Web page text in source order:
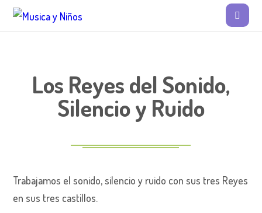
Los Reyes del Sonido,
Silencio y Ruido
Trabajamos el sonido, silencio y ruido con sus tres Reyes
en sus tres castillos.